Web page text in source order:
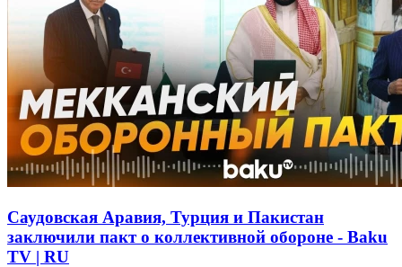
Саудовская Аравия, Турция и Пакистан
заключили пакт о коллективной обороне - Baku
TV | RU